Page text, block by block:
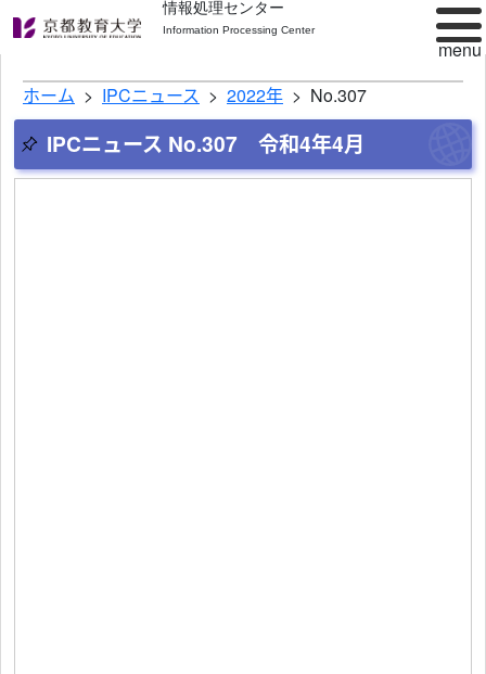
情報処理センター
Information Processing Center
ホーム IPCニュース 2022年 No.307
IPCニュース No.307 令和4年4月